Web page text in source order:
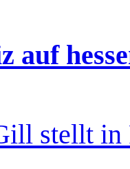
auf
stellt in